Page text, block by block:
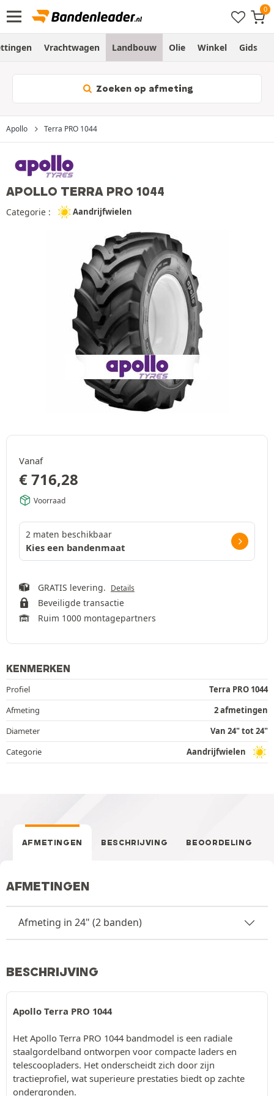
Vrachtwagen Landbouw Olie Winkel Gids
Zoeken op afmeting
Apollo Terra PRO 1044
APOLLO TERRA PRO 1044
Categorie : Aandrijfwielen
Vanaf
€716,28
Voorraad
2 maten beschikbaar
Kies een bandenmaat
GRATIS levering. Details
Beveiligde transactie
Ruim 1000 montagepartners
KENMERKEN
Profiel
Terra PRO 1044
Afmeting
2 afmetingen
Diameter
Van 24" tot 24"
Categorie
Aandrijfwielen
AFMETINGEN BESCHRIJVING BEOORDELING
AFMETINGEN
Afmeting in 24" (2 banden)
BESCHRIJVING
Apollo Terra PRO 1044
Het Apollo Terra PRO 1044 bandmodel is een radiale
staalgordelband ontworpen voor compacte laders en
telescoopladers. Het onderscheidt zich door zijn
tractieprofiel, wat superieure prestaties biedt op zachte
ondergronden.